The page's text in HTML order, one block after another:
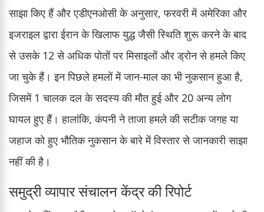
साझा किए हैं और एडीएनओसी के अनुसार, फरवरी में अमेरिका और
इजराइल द्वारा ईरान के खिलाफ युद्ध जैसी स्थिति शुरू करने के बाद
से उसके 12 से अधिक पोतों पर मिसाइलों और ड्रोन से हमले किए
जा चुके हैं। इन पिछले हमलों में जान-माल का भी नुकसान हुआ है,
जिसमें 1 चालक दल के सदस्य की मौत हुई और 20 अन्य लोग
घायल हुए हैं। हालांकि, कंपनी ने ताजा हमले की सटीक जगह या
जहाज को हुए भौतिक नुकसान के बारे में विस्तार से जानकारी साझा
नहीं की है।
समुद्री व्यापार संचालन केंद्र की रिपोर्ट